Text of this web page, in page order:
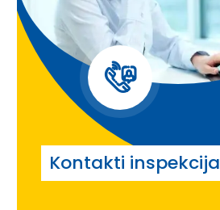
Kontakti inspekcija